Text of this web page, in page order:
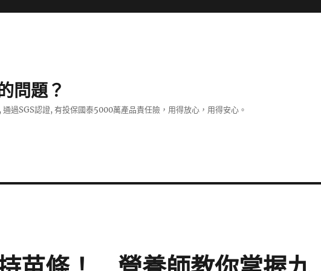
問題？
過SGS認證, 有投保國泰5000萬產品責任險，用得放心，用得安心。